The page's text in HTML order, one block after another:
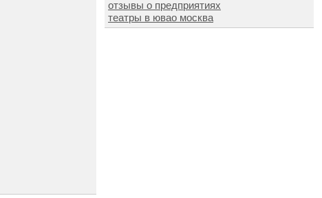
отзывы о предприятиях
театры в ювао москва